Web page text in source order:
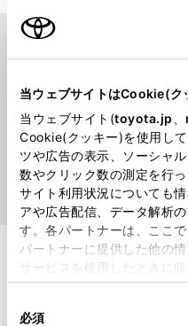
当ウェブサイトはCookie(ク
当ウェブサイト(toyota.jp
Cookie(クッキー)を使用し
ツや広告の表示、ソーシャ
数やクリック数の測定を行
サイト利用状況についても
アや広告配信、データ解析
す。各パートナーは、ここ
パートナーに提供した他の
サービスを使用したときに
使用することがあります。
必須
TZ